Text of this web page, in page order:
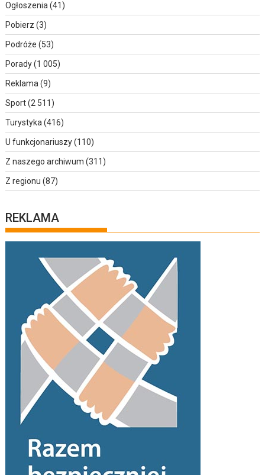
Ogłoszenia(41)
Pobierz (3)
Podróże (53)
Porady(1 005)
Reklama(9)
Sport(2 511)
Turystyka(416)
U funkcjonariuszy(110)
Z naszego archiwum (311)
Z regionu (87)
REKLAMA